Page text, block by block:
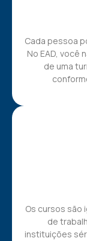
Cada pessoa
No EAD, você
de uma
Os cursos são
de
instituições